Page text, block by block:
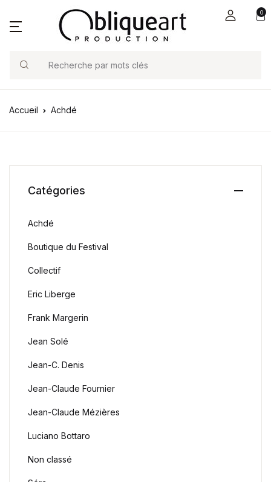
0
Search
Accueil Achdé
Catégories
Achdé
Boutique du Festival
Collectif
Eric Liberge
Frank Margerin
Jean Solé
Jean-C. Denis
Jean-Claude Fournier
Jean-Claude Mézières
Luciano Bottaro
Non classé